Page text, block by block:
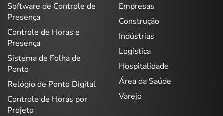
Software de Controle de
Presença
Controle de Horas e
Presença
Sistema de Folha de
Ponto
Relógio de Ponto Digital
Controle de Horas por
Projeto
Empresas
Construção
Indústrias
Logística
Hospitalidade
Área da Saúde
Varejo